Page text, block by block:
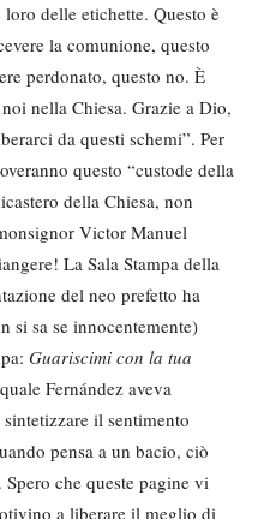
delle etichette. Questo è
la comunione, questo
perdonato, questo no. È
nella Chiesa. Grazie a Dio,
da questi schemi”. Per
questo “custode della
della Chiesa, non
Victor Manuel
La Sala Stampa della
del neo prefetto ha
si sa se innocentemente)
Guariscimi con la tua
Fernández aveva
il sentimento
pensa a un bacio, ciò
che queste pagine vi
a liberare il meglio di